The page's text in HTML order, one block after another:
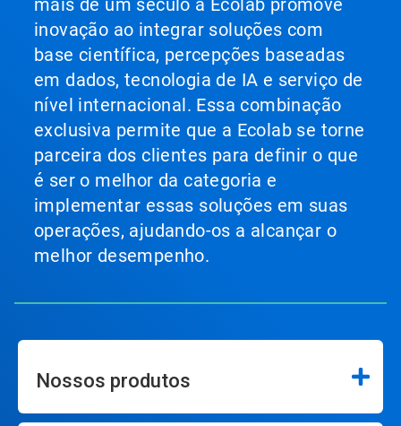
mais de um século a Ecolab promove
inovação ao integrar soluções com
base científica, percepções baseadas
em dados, tecnologia de IA e serviço de
nível internacional. Essa combinação
exclusiva permite que a Ecolab se torne
parceira dos clientes para definir o que
é ser o melhor da categoria e
implementar essas soluções em suas
operações, ajudando-os a alcançar o
melhor desempenho.
Nossos produtos